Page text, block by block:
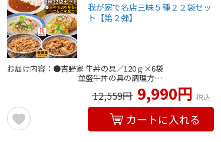
我が家で名店三昧５種２２袋セッ
ト【第２弾】
お届け内容：●吉野家 牛丼の具／120ｇ×6袋
並盛牛丼の具の調理方…
12,559円 9,990円 税込
カートに入れる